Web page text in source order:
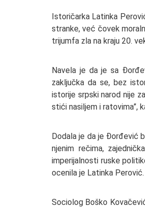
Istoričarka Latinka
stranke, već čovek
trijumfa zla na kraju 20.
Navela je da je sa
zaključka da se, bez
istorije srpski narod nije
stići nasiljem i ratovima”,
Dodala je da je Đorđević
njenim rečima,
imperijalnosti ruske
ocenila je Latinka Perović.
Sociolog Boško